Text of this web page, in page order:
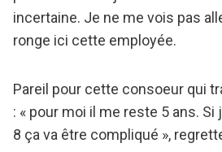
incertaine. Je ne me vois pas
ronge ici cette employée.
Pareil pour cette consoeur qui
: « pour moi il me reste 5 ans.
8 ça va être compliqué »,